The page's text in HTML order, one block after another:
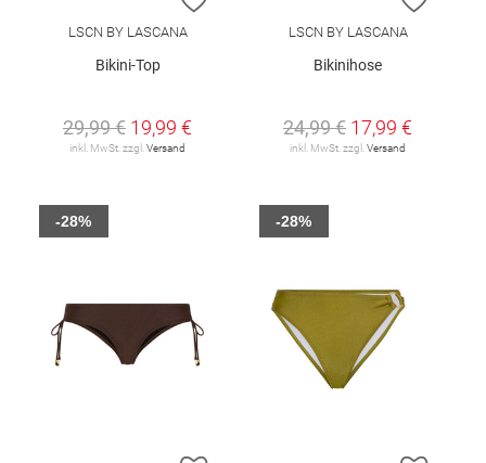
LSCN BY LASCANA
Bikini-Top
29,99 € 19,99 €
inkl. MwSt. zzgl. Versand
LSCN BY LASCANA
Bikinihose
24,99 € 17,99 €
inkl. MwSt. zzgl. Versand
-28% -28%